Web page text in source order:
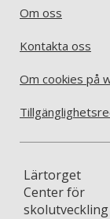
Om oss
Kontakta oss
Om cookies på
Lärtorget
Center för
skolutveckling